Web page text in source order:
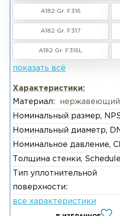
A182 Gr. F316
A182 Gr. F317
A182 Gr. F316L
показать всё
Характеристики:
Материал:
нержавеющий
Номинальный размер,
Номинальный диаметр,
Номинальное давление,
Толщина стенки,
Тип уплотнительной
поверхности:
все характеристики